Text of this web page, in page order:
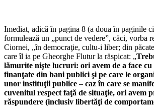
Imediat, adică în pagina 8 (a doua în paginile
formulează un „punct de vedere”, căci, vorba
Ciornei, „în democraţie, cultu-i liber; din
care îl ia pe Gheorghe Flutur la răspicat: „
lămurite nişte lucruri: ori avem de a face
finanţate din bani publici şi pe care le
unor instituţii publice – caz în care se
cuvenitul respect faţă de situaţie, ori avem
răspundere (inclusiv libertăţi de